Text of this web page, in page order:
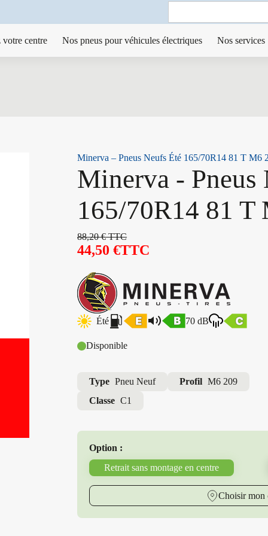
Search
centre Nos pneus pour véhicules électriques Nos services
Minerva – Pneus Neufs Été 165/70R14 81 T M6
Minerva - Pneus
165/70R14 81 T
88,20€TTC
44,50€TTC
Été 70 dB
Disponible
Type Pneu Neuf Profil M6 209
Classe C1
Option :
Retrait sans montage en centre
Choisir mon